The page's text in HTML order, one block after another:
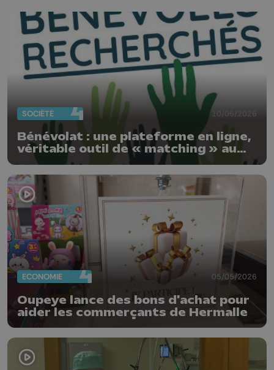
SOCIÉTÉ 10/06/2026
Bénévolat : une plateforme en ligne,
véritable outil de « matching » au
service du tissu local
ECONOMIE 05/05/2026
Oupeye lance des bons d'achat pour
aider les commerçants de Hermalle